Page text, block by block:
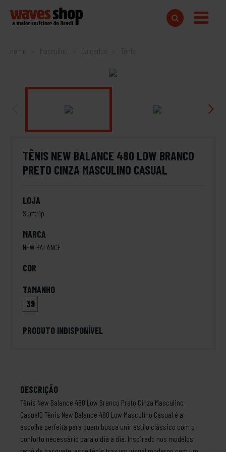
Home
TÊNIS NEW BALANCE 480 LOW BRANCO
PRETO CINZA MASCULINO CASUAL
LOJA
Surftrip
MARCA
NEW BALANCE
COR
TAMANHO
39
PRODUTO INDISPONÍVEL
DESCRIÇÃO
Tênis New Balance 480 Low Branco Preto Cinza Masculino
CasualO Tênis New Balance 480 Low Masculino Casual é a
escolha perfeita para quem busca unir estilo clássico com o
conforto necessário para o dia a dia. Inspirado nos modelos